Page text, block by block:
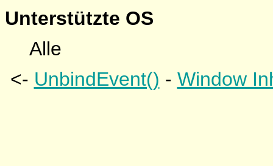
Unterstützte OS
Alle
<- UnbindEvent() - Window